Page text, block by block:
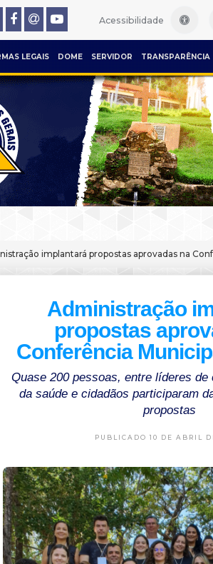
Acessibilidade
LEGAIS DOME SERVIDOR TRANSPARÊNCIA
implantará propostas aprovadas na
Administração
propostas
Conferência
Quase 200 pessoas, entre líderes
da saúde e cidadãos participaram
propostas
PUBLICADO 10 DE ABRIL